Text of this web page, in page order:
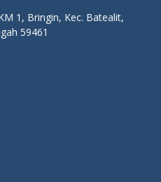
1, Bringin, Kec. Batealit,
59461